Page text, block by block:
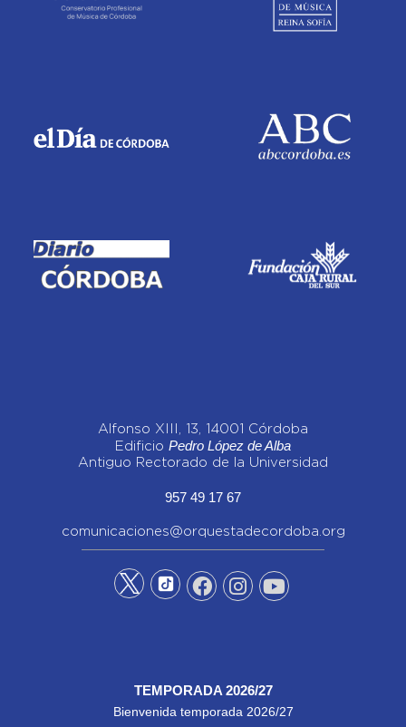
Alfonso XIII, 13, 14001 Córdoba
Edificio Pedro López de Alba
Antiguo Rectorado de la Universidad
957 49 17 67
comunicaciones@orquestadecordoba.org
TEMPORADA 2026/27
Bienvenida temporada 2026/27